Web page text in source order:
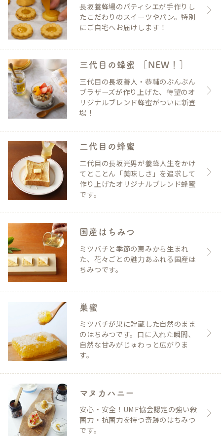
長坂養蜂場のパティシエが手作りし
たこだわりのスイーツやパン。特別
にご自宅へお届けします！
三代目の蜂蜜 ［NEW！］
三代目の長坂善人・恭輔のぶんぶん
ブラザーズが作り上げた、待望のオ
リジナルブレンド蜂蜜がついに新登
場！
二代目の蜂蜜
二代目の長坂光男が養蜂人生をかけ
てとことん「美味しさ」を追求して
作り上げたオリジナルブレンド蜂蜜
です。
国産はちみつ
ミツバチと季節の恵みから生まれ
た、花々ごとの魅力あふれる国産は
ちみつです。
巣蜜
ミツバチが巣に貯蔵した自然のまま
のはちみつです。口に入れた瞬間、
自然な甘みがじゅわっと広がりま
す。
マヌカハニー
安心・安全！UMF協会認定の強い殺
菌力・抗菌力を持つ奇跡のはちみつ
です。